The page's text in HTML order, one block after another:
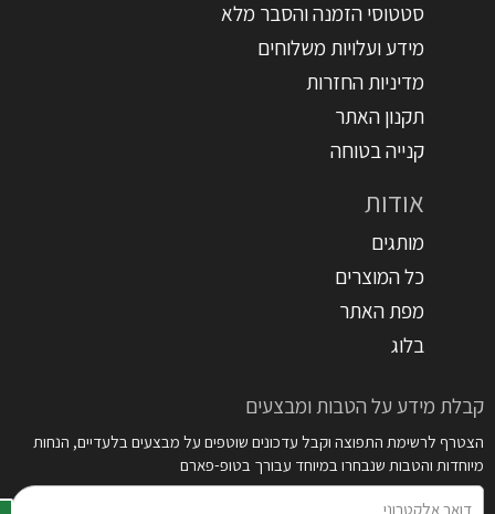
סטטוסי הזמנה והסבר מלא
מידע ועלויות משלוחים
מדיניות החזרות
תקנון האתר
קנייה בטוחה
אודות
מותגים
כל המוצרים
מפת האתר
בלוג
קבלת מידע על הטבות ומבצעים
הצטרף לרשימת התפוצה וקבל עדכונים שוטפים על מבצעים בלעדיים, הנחות
מיוחדות והטבות שנבחרו במיוחד עבורך בטופ-פארם